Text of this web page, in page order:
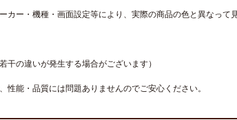
ー・機種・画面設定等により、実際の商品の色と異なって
干の違いが発生する場合がございます）
能・品質には問題ありませんのでご安心ください。